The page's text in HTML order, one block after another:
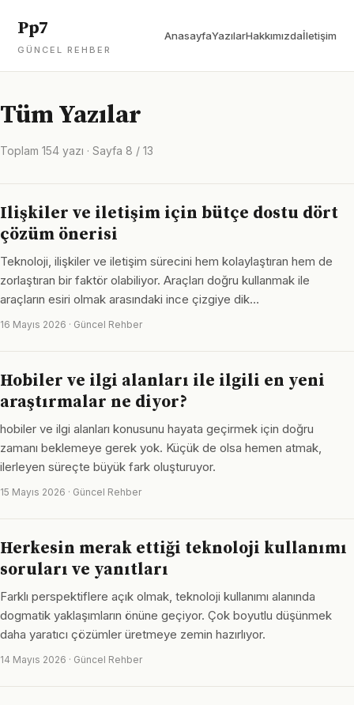
Pp7
GÜNCEL REHBER
AnasayfaYazılarHakkımızdaİletişim
Tüm Yazılar
Toplam 154 yazı · Sayfa 8 / 13
Ilişkiler ve iletişim için bütçe dostu dört
çözüm önerisi
Teknoloji, ilişkiler ve iletişim sürecini hem kolaylaştıran hem de
zorlaştıran bir faktör olabiliyor. Araçları doğru kullanmak ile
araçların esiri olmak arasındaki ince çizgiye dik…
16 Mayıs 2026 · Güncel Rehber
Hobiler ve ilgi alanları ile ilgili en yeni
araştırmalar ne diyor?
hobiler ve ilgi alanları konusunu hayata geçirmek için doğru
zamanı beklemeye gerek yok. Küçük de olsa hemen atmak,
ilerleyen süreçte büyük fark oluşturuyor.
15 Mayıs 2026 · Güncel Rehber
Herkesin merak ettiği teknoloji kullanımı
soruları ve yanıtları
Farklı perspektiflere açık olmak, teknoloji kullanımı alanında
dogmatik yaklaşımların önüne geçiyor. Çok boyutlu düşünmek
daha yaratıcı çözümler üretmeye zemin hazırlıyor.
14 Mayıs 2026 · Güncel Rehber